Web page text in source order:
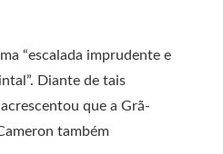
“escalada imprudente e
Diante de tais
que a Grã-
também